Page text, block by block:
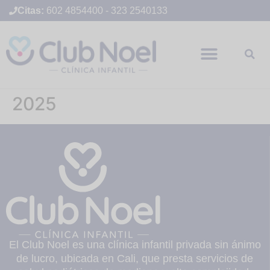
Citas: 602 4854400 - 323 2540133
2025
El Club Noel es una clínica infantil privada sin ánimo
de lucro, ubicada en Cali, que presta servicios de